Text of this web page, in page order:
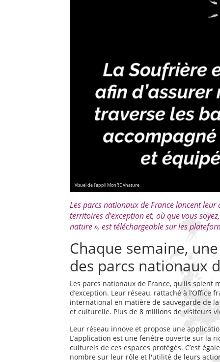
Visuel de l'appli MonRDVnature
Les parcs nationaux de France lancent
territoires d’exception et, où que vous
nature », est téléchargeable sur les
Chaque semaine,
des parcs nationaux
Les parcs nationaux de France, qu'ils
d’exception. Leur réseau, rattaché à l’Office
international en matière de sauvegarde de
et culturelle. Plus de 8 millions de visiteurs
Leur réseau innove et propose une
L’application est une fenêtre ouverte sur la
culturels de ces espaces protégés. C’est
nombre sur leur rôle et l'utilité de leurs